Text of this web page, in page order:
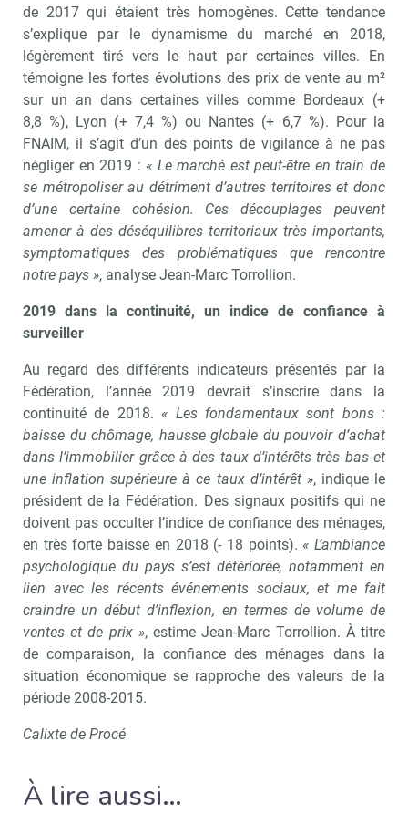
de 2017 qui étaient très homogènes. Cette tendance
s’explique par le dynamisme du marché en 2018,
légèrement tiré vers le haut par certaines villes. En
témoigne les fortes évolutions des prix de vente au m²
sur un an dans certaines villes comme Bordeaux (+
8,8 %), Lyon (+ 7,4 %) ou Nantes (+ 6,7 %). Pour la
FNAIM, il s’agit d’un des points de vigilance à ne pas
négliger en 2019 : « Le marché est peut-être en train de
se métropoliser au détriment d’autres territoires et donc
d’une certaine cohésion. Ces découplages peuvent
amener à des déséquilibres territoriaux très importants,
symptomatiques des problématiques que rencontre
notre pays », analyse Jean-Marc Torrollion.
2019 dans la continuité, un indice de confiance à
surveiller
Au regard des différents indicateurs présentés par la
Fédération, l’année 2019 devrait s’inscrire dans la
continuité de 2018. « Les fondamentaux sont bons :
baisse du chômage, hausse globale du pouvoir d’achat
dans l’immobilier grâce à des taux d’intérêts très bas et
une inflation supérieure à ce taux d’intérêt », indique le
président de la Fédération. Des signaux positifs qui ne
doivent pas occulter l’indice de confiance des ménages,
en très forte baisse en 2018 (- 18 points). « L’ambiance
psychologique du pays s’est détériorée, notamment en
lien avec les récents événements sociaux, et me fait
craindre un début d’inflexion, en termes de volume de
ventes et de prix », estime Jean-Marc Torrollion. À titre
de comparaison, la confiance des ménages dans la
situation économique se rapproche des valeurs de la
période 2008-2015.
Calixte de Procé
À lire aussi…